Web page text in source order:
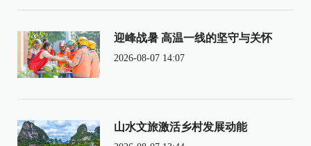
迎峰战暑 高温一线的坚守与关怀
2026-08-07 14:07
山水文旅激活乡村发展动能